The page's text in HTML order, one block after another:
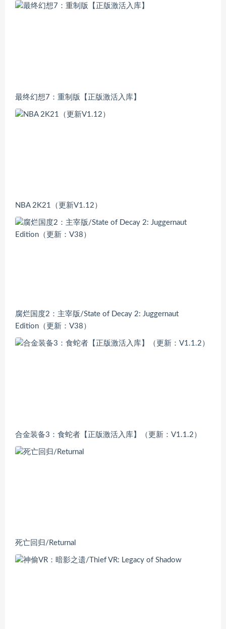
最终幻想7：重制版【正版激活入库】
NBA 2K21（更新V1.12）
腐烂国度2：主宰版/State of Decay 2: Juggernaut
Edition（更新：V38）
合金装备3：食蛇者【正版激活入库】（更新：V1.1.2）
死亡回归/Returnal